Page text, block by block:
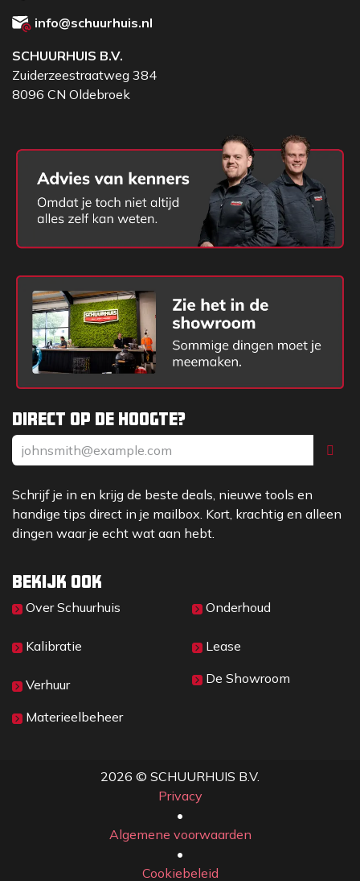
Direct op de hoogte?
Schrijf je in en krijg de beste deals, nieuwe tools en
handige tips direct in je mailbox. Kort, krachtig en alleen
dingen waar je echt wat aan hebt.
Bekijk ook
Over Sc​huurhuis
Kalibratie
Verhuur
Materieelbeheer
Onderhoud
Lease
De Showroom
info@schuurhuis.nl
SCHUURHUIS B.V.
Zuiderzeestraatweg 384
8096 CN Oldebroek
2026 © SCHUURHUIS B.V.
Privacy
​• ​
Algemene voorwaarden
•
Cookiebeleid